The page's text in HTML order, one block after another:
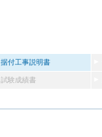
据付工事説明書
試験成績書